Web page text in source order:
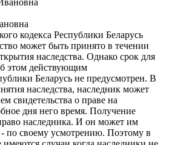
кодекса Республики Беларусь
может быть принято в течении
наследства. Однако срок для
этом действующим
Беларусь не предусмотрен. В
наследства, наследник может
свидетельства о праве на
дня него время. Получение
наследника. И он может им
- по своему усмотрению. Поэтому в